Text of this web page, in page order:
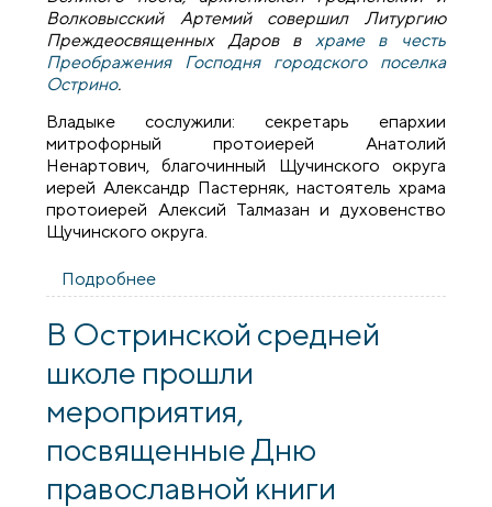
Волковысский Артемий совершил Литургию
Преждеосвященных Даров в храме в честь
Преображения Господня городского поселка
Острино.
Владыке сослужили: секретарь епархии
митрофорный протоиерей Анатолий
Ненартович, благочинный Щучинского округа
иерей Александр Пастерняк, настоятель храма
протоиерей Алексий Талмазан и духовенство
Щучинского округа.
Подробнее
Литургию Преждеосвященных Даров в
храме поселка Острино
В Остринской средней
школе прошли
мероприятия,
посвященные Дню
православной книги